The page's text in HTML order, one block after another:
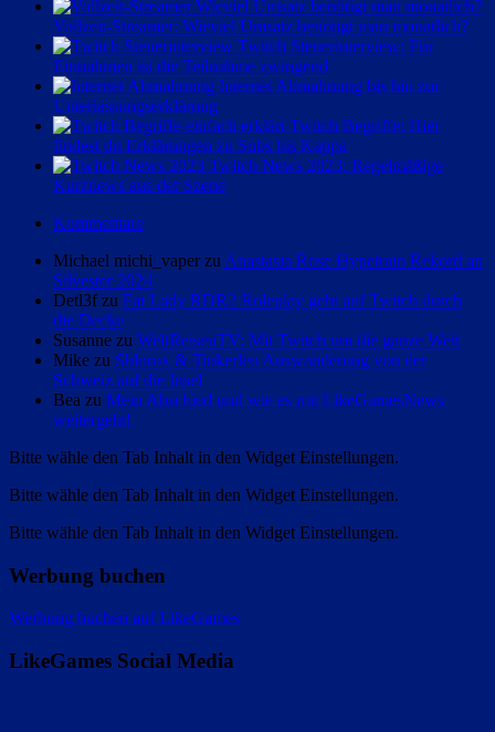
Vollzeit-Streamer: Wieviel Umsatz benötigt man monatlich?
Twitch Steuerinterview: Für
Einnahmen ist die Teilnahme zwingend
Internet Abmahnung bis hin zur
Unterlassungserklärung
Twitch Begriffe: Hier
findest du Erklärungen zu Subs bis Kappa
Twitch News 2023: Regelmäßige
Kurznews aus der Szene
Kommentare
Michael michi_vaper zu Anastasia Rose Hypetrain Rekord an
Silvester 2024
Detl3f zu Fat Lady RDR2 Roleplay geht auf Twitch durch
die Decke
Susanne zu WeltReisenTV: Mit Twitch um die ganze Welt
Mike zu Shlorox & Tinkerleo Auswanderung von der
Schweiz auf die Insel
Bea zu Mein Abschied und wie es mit LikeGamesNews
weitergeht!
Bitte wähle den Tab Inhalt in den Widget Einstellungen.
Bitte wähle den Tab Inhalt in den Widget Einstellungen.
Bitte wähle den Tab Inhalt in den Widget Einstellungen.
Werbung buchen
Werbung buchen auf LikeGames
LikeGames Social Media